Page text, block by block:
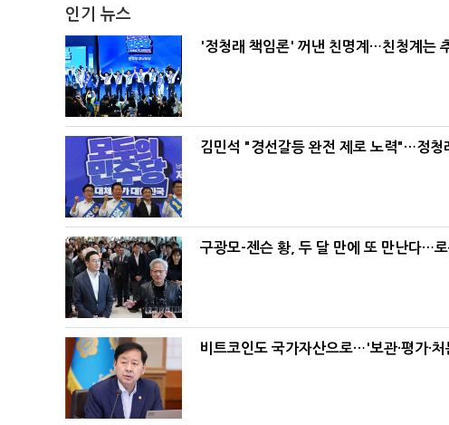
인기 뉴스
'정청래 책임론' 꺼낸 친명계…친청계는
김민석 "경선갈등 완전 제로 노력"…정청
구광모-젠슨 황, 두 달 만에 또 만난다…로
비트코인도 국가자산으로…'보관·평가·처